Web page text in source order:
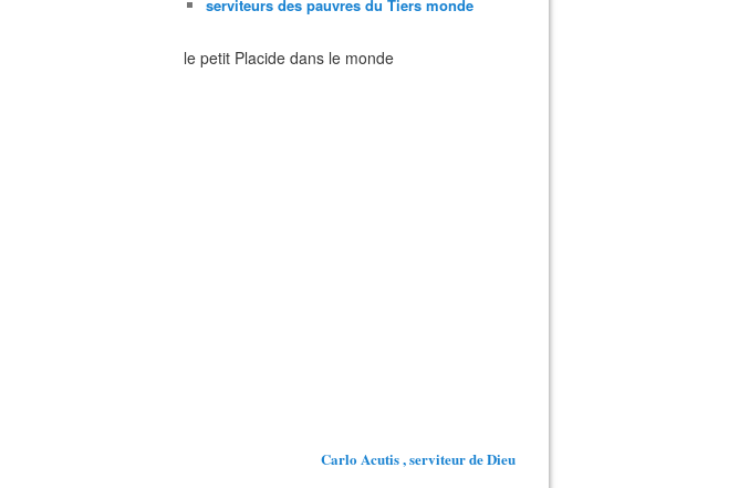
serviteurs des pauvres du Tiers monde
le petit Placide dans le monde
Carlo Acutis , serviteur de Dieu